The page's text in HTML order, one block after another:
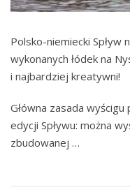
Polsko-niemiecki Spływ
wykonanych łódek na
i najbardziej kreatywni!
Główna zasada
edycji Spływu: można
zbudowanej …